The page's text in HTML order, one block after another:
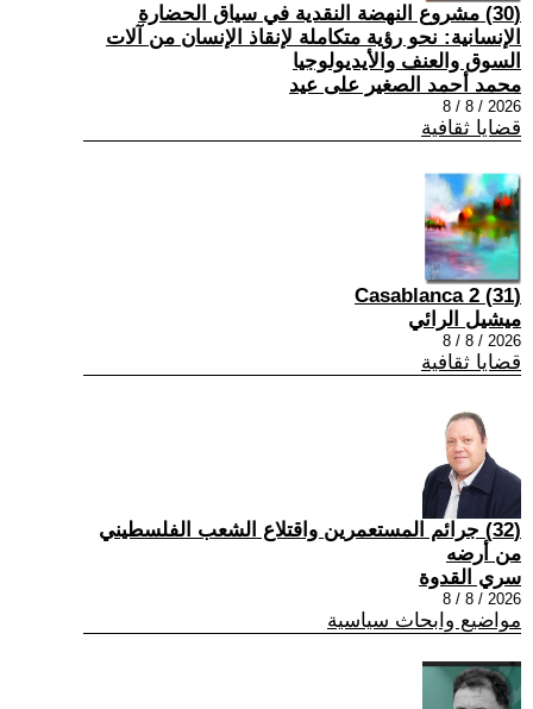
(30) مشروع النهضة النقدية في سياق الحضارة
الإنسانية: نحو رؤية متكاملة لإنقاذ الإنسان من آلات
السوق والعنف والأيديولوجيا
محمد أحمد الصغير على عيد
2026 / 8 / 8
قضايا ثقافية
(31) Casablanca 2
ميشيل الرائي
2026 / 8 / 8
قضايا ثقافية
(32) جرائم المستعمرين واقتلاع الشعب الفلسطيني
من أرضه
سري القدوة
2026 / 8 / 8
مواضيع وابحاث سياسية